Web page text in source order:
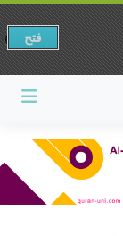
فتح